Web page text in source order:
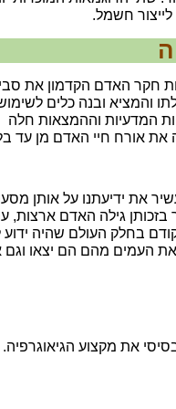
חשמל.
חקר האדם הקדמון את
והמציא ובנה כלים
המדעיות וההמצאות חלה
את אורח חיי האדם מן עד
את ידיעתנו על אותן
גילה האדם ארצות,
בחלק העולם שהיה ידוע
את העמים מהם הם יצאו
את מקצוע הגיאוגרפיה.